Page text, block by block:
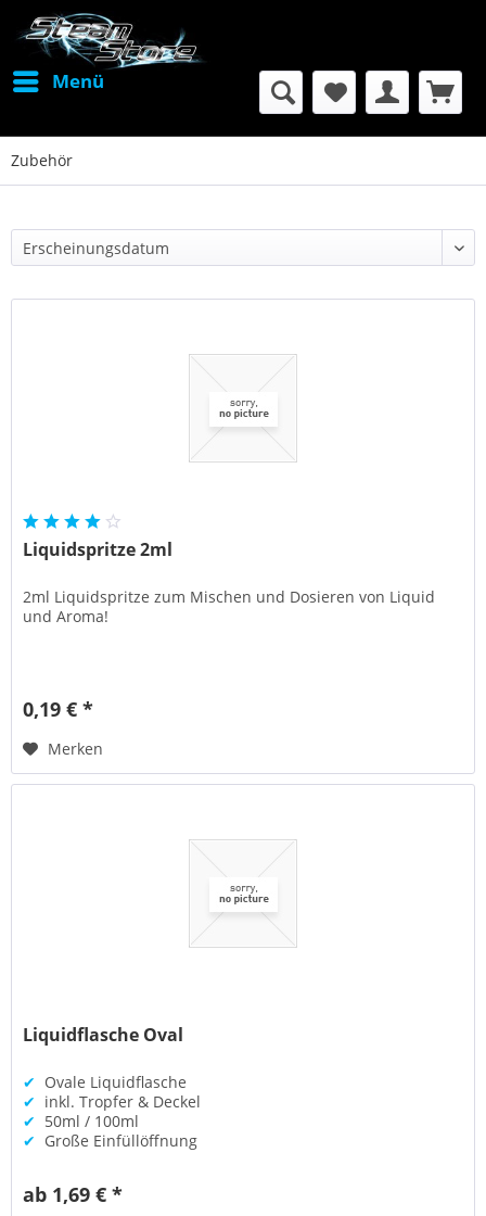
Menü
Zubehör
Liquidspritze 2ml
2ml Liquidspritze zum Mischen und Dosieren von Liquid
und Aroma!
0,19 € *
Merken
Liquidflasche Oval
✔ Ovale Liquidflasche
✔ inkl. Tropfer & Deckel
✔ 50ml / 100ml
✔ Große Einfüllöffnung
ab 1,69 € *